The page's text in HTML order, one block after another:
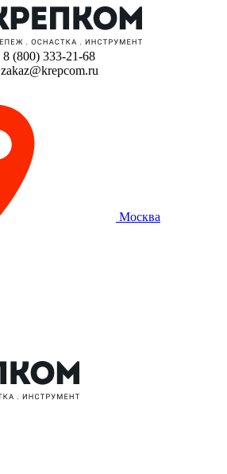
8 (800) 333-21-68
zakaz@krepcom.ru
Москва